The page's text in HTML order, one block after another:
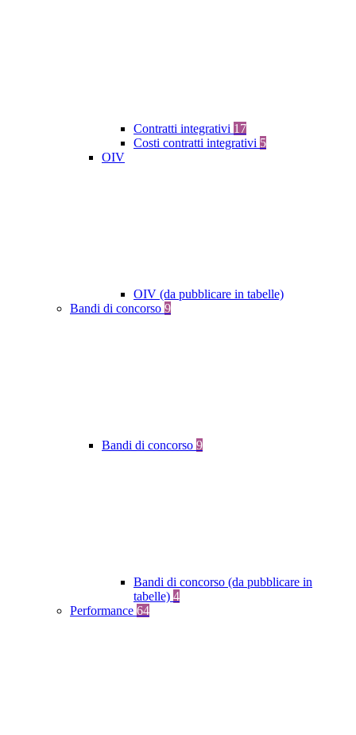
Contratti integrativi 17
Costi contratti integrativi 5
OIV
OIV (da pubblicare in tabelle)
Bandi di concorso 9
Bandi di concorso 9
Bandi di concorso (da pubblicare in
tabelle) 4
Performance 64